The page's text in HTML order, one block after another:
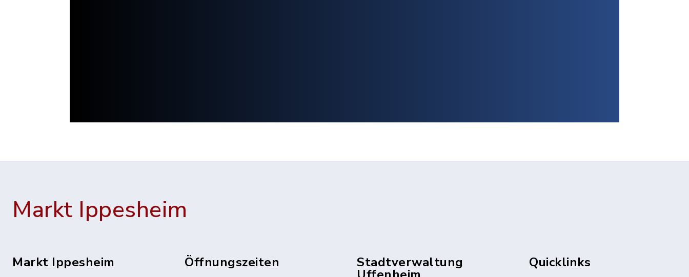
Markt Ippesheim
Markt Ippesheim Öffnungszeiten Stadtverwaltung Quicklinks